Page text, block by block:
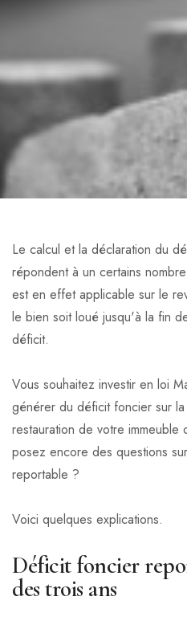
Le calcul et la déclaration du
répondent à un certains
est en effet applicable sur le
le bien soit loué jusqu'à la fin
déficit.
Vous souhaitez investir en loi
générer du déficit foncier sur
restauration de votre immeuble
posez encore des questions
reportable ?
Voici quelques explications.
Déficit foncier
des trois ans